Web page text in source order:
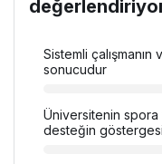
Sistemli
sonucudur
Üniversitenin
desteğin